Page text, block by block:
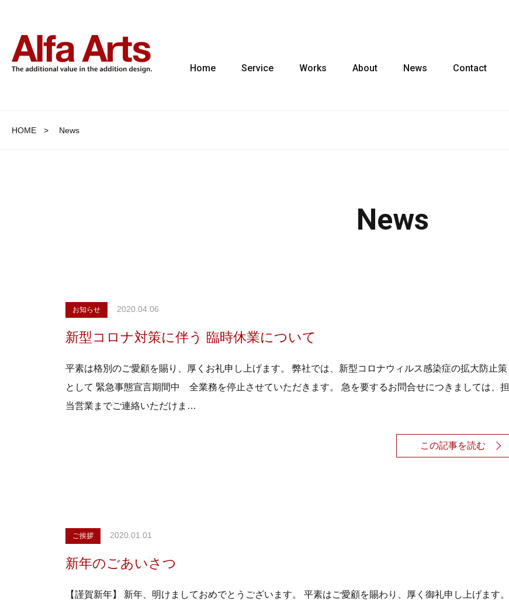
Home Service Works About News Contact
HOME News
News
お知らせ 2020.04.06
新型コロナ対策に伴う 臨時休業について
平素は格別のご愛顧を賜り、厚くお礼申し上げます。 弊社では、新型コロナウィルス感染症の拡大防止策
として 緊急事態宣言期間中 全業務を停止させていただきます。 急を要するお問合せにつきましては、担
当営業までご連絡いただけま…
この記事を読む
ご挨拶 2020.01.01
新年のごあいさつ
【謹賀新年】 新年、明けましておめでとうございます。 平素はご愛顧を賜わり、厚く御礼申し上げます。